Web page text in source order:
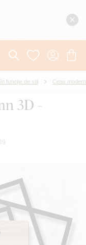
funcție de stil Ceas modern
3D -